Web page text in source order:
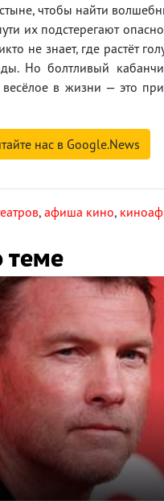
чтобы найти
их подстерегают
не знает, где растёт
Но болтливый
весёлое в жизни — это
нас в Google.News
, афиша кино,
теме